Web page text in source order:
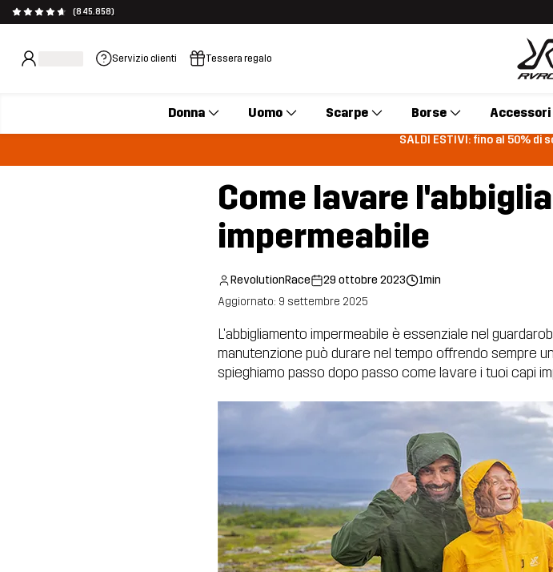
(845.858)
Servizio clienti Tessera regalo
Donna Uomo Scarpe Borse Accessori
SALDI ESTIVI: fino al 50% di
Come lavare
impermeabile
RevolutionRace 29 ottobre 2023
1min
Aggiornato: 9 settembre 2025
L'abbigliamento impermeabile è essenziale nel
manutenzione può durare nel tempo offrendo sempre
spieghiamo passo dopo passo come lavare i tuoi capi